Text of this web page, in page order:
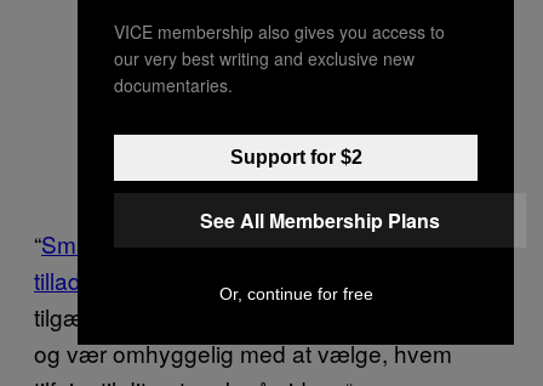
“Smartphone apps beder ofte om langt flere
tilladelser end nødvendigt
. Brug de
tilgængelige privatlivsindstillinger på LinkedIn
og vær omhyggelig med at vælge, hvem
VICE membership also gives you access to
our very best writing and exclusive new
documentaries.
Support for $2
See All Membership Plans
Or, continue for free